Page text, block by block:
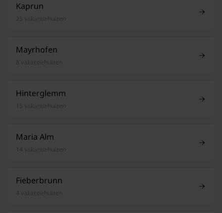
Kaprun
25 vakantiehuizen
Mayrhofen
8 vakantiehuizen
Hinterglemm
15 vakantiehuizen
Maria Alm
14 vakantiehuizen
Fieberbrunn
4 vakantiehuizen